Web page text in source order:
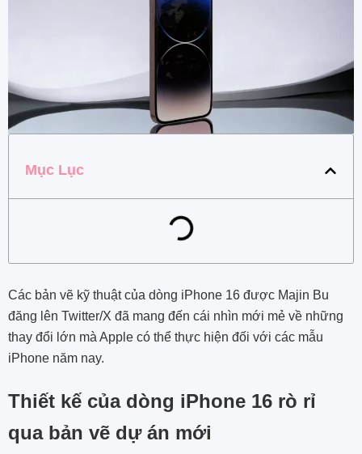
Mục Lục
Các bản vẽ kỹ thuật của dòng iPhone 16 được Majin Bu
đăng lên Twitter/X đã mang đến cái nhìn mới mẻ về những
thay đổi lớn mà Apple có thể thực hiện đối với các mẫu
iPhone năm nay.
Thiết kế của dòng iPhone 16 rò rỉ
qua bản vẽ dự án mới